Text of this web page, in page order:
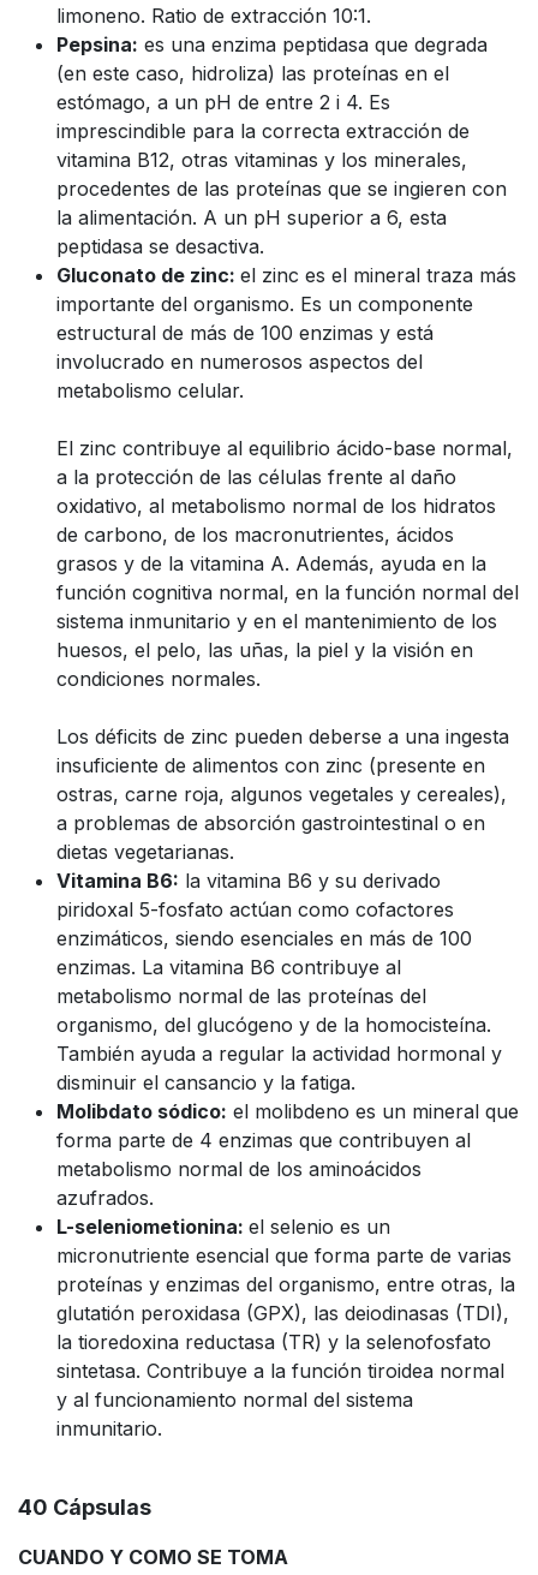
limoneno. Ratio de extracción 10:1.
Pepsina: es una enzima peptidasa que degrada
(en este caso, hidroliza) las proteínas en el
estómago, a un pH de entre 2 i 4. Es
imprescindible para la correcta extracción de
vitamina B12, otras vitaminas y los minerales,
procedentes de las proteínas que se ingieren con
la alimentación. A un pH superior a 6, esta
peptidasa se desactiva.
Gluconato de zinc: el zinc es el mineral traza más
importante del organismo. Es un componente
estructural de más de 100 enzimas y está
involucrado en numerosos aspectos del
metabolismo celular.
El zinc contribuye al equilibrio ácido-base normal,
a la protección de las células frente al daño
oxidativo, al metabolismo normal de los hidratos
de carbono, de los macronutrientes, ácidos
grasos y de la vitamina A. Además, ayuda en la
función cognitiva normal, en la función normal del
sistema inmunitario y en el mantenimiento de los
huesos, el pelo, las uñas, la piel y la visión en
condiciones normales.
Los déficits de zinc pueden deberse a una ingesta
insuficiente de alimentos con zinc (presente en
ostras, carne roja, algunos vegetales y cereales),
a problemas de absorción gastrointestinal o en
dietas vegetarianas.
Vitamina B6: la vitamina B6 y su derivado
piridoxal 5-fosfato actúan como cofactores
enzimáticos, siendo esenciales en más de 100
enzimas. La vitamina B6 contribuye al
metabolismo normal de las proteínas del
organismo, del glucógeno y de la homocisteína.
También ayuda a regular la actividad hormonal y
disminuir el cansancio y la fatiga.
Molibdato sódico: el molibdeno es un mineral que
forma parte de 4 enzimas que contribuyen al
metabolismo normal de los aminoácidos
azufrados.
L-seleniometionina: el selenio es un
micronutriente esencial que forma parte de varias
proteínas y enzimas del organismo, entre otras, la
glutatión peroxidasa (GPX), las deiodinasas (TDI),
la tioredoxina reductasa (TR) y la selenofosfato
sintetasa. Contribuye a la función tiroidea normal
y al funcionamiento normal del sistema
inmunitario.
40 Cápsulas
CUANDO Y COMO SE TOMA